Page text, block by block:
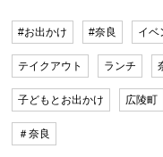
#お出かけ #奈良 イベ
テイクアウト ランチ
子どもとお出かけ 広陵町
＃奈良